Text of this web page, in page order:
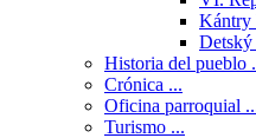
Kántry
Detský
Historia del pueblo
Crónica ...
Oficina parroquial
Turismo ...